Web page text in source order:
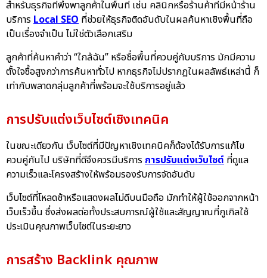
สำหรับธุรกิจที่พึ่งพาลูกค้าในพื้นที่ เช่น คลินิกหรือร้านค้าที่มีหน้าร้าน
บริการ Local SEO ที่ช่วยให้ธุรกิจติดอันดับในผลค้นหาเชิงพื้นที่ถือ
เป็นเรื่องจำเป็น ไม่ใช่ตัวเลือกเสริม
ลูกค้าที่ค้นหาคำว่า “ใกล้ฉัน” หรือชื่อพื้นที่ควบคู่กับบริการ มักมีความ
ตั้งใจซื้อสูงกว่าการค้นหาทั่วไป หากธุรกิจไม่ปรากฏในผลลัพธ์เหล่านี้ ก็
เท่ากับพลาดกลุ่มลูกค้าที่พร้อมจะใช้บริการอยู่แล้ว
การปรับแต่งเว็บไซต์เชิงเทคนิค
ในขณะเดียวกัน เว็บไซต์ที่มีปัญหาเชิงเทคนิคก็ต้องได้รับการแก้ไข
ควบคู่กันไป บริษัทที่ดีจึงควรมีบริการ การปรับแต่งเว็บไซต์ ที่ดูแล
ความเร็วและโครงสร้างให้พร้อมรองรับการจัดอันดับ
เว็บไซต์ที่โหลดช้าหรือแสดงผลไม่ดีบนมือถือ มักทำให้ผู้ใช้ออกจากหน้า
เว็บเร็วขึ้น ซึ่งส่งผลต่อทั้งประสบการณ์ผู้ใช้และสัญญาณที่กูเกิลใช้
ประเมินคุณภาพเว็บไซต์ในระยะยาว
การสร้าง Backlink คุณภาพ